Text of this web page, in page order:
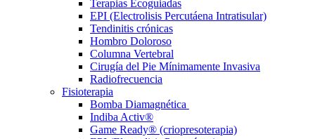
Terapias Ecoguiadas
EPI (Electrolisis Percutáena Intratisular)
Tendinitis crónicas
Hombro Doloroso
Columna Vertebral
Cirugía del Pie Mínimamente Invasiva
Radiofrecuencia
Fisioterapia
Bomba Diamagnética
Indiba Activ®
Game Ready® (criopresoterapia)